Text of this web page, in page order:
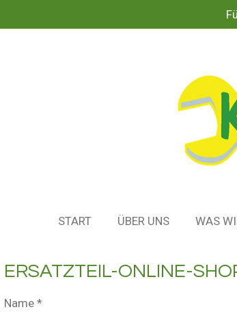
START ÜBER UNS WAS
ERSATZTEIL-ONLINE-
Name *